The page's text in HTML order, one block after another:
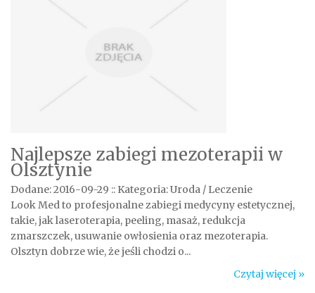
Najlepsze zabiegi mezoterapii w
Olsztynie
Dodane: 2016-09-29 :: Kategoria: Uroda / Leczenie
Look Med to profesjonalne zabiegi medycyny estetycznej,
takie, jak laseroterapia, peeling, masaż, redukcja
zmarszczek, usuwanie owłosienia oraz mezoterapia.
Olsztyn dobrze wie, że jeśli chodzi o...
Czytaj więcej »